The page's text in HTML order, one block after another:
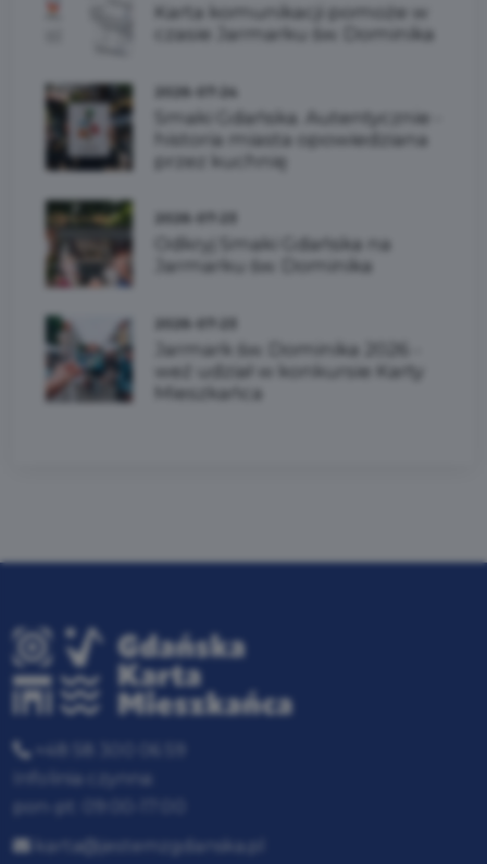
Karta komunikacji pomoże w
czasie Jarmarku św. Dominika
2026-07-24
Smaki Gdańska. Autentycznie -
historia miasta opowiedziana
przez kuchnię
Odkryj Smaki Gdańska na
Jarmarku św. Dominika
2026-07-23
Jarmark św. Dominika 2026 -
weź udział w konkursie Karty
Mieszkańca
+48 58 300 06 59
Infolinia czynna:
karta@jestemzgdanska.pl